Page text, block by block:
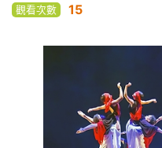
觀看次數 15